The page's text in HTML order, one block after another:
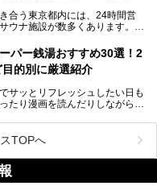
合う東京都内には、24時間営
ウナ施設が数多くあります。
自分へのご褒美のための宿泊な
で好きなだけサ活ができるのが
でなく、カップルや女性に嬉し
た。
14選をご紹介します。
パー銭湯おすすめ30選！2
的別に厳選紹介
サッとリフレッシュしたい日も
たり漫画を読んだりしながら一
「このまま朝までゆっくりでき
験がある人も多いのではないで
すすめのスーパー銭湯を、目的
TOPへ